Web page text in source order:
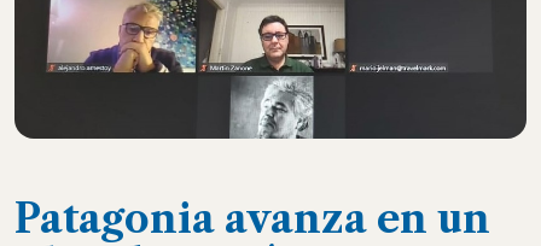
Patagonia avanza en un